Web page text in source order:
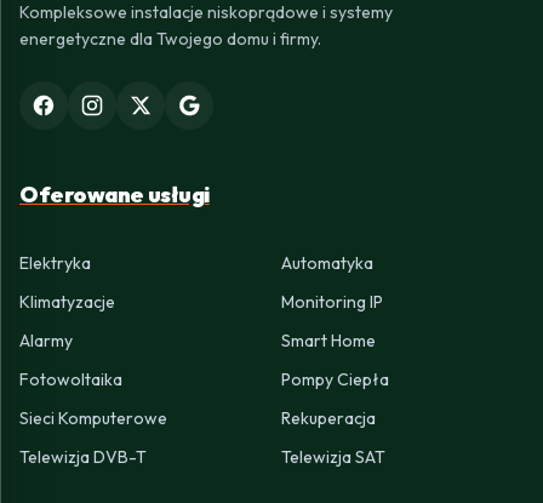
Kompleksowe instalacje niskoprądowe i systemy
energetyczne dla Twojego domu i firmy.
Oferowane usługi
Elektryka
Automatyka
Klimatyzacje
Monitoring IP
Alarmy
Smart Home
Fotowoltaika
Pompy Ciepła
Sieci Komputerowe
Rekuperacja
Telewizja DVB-T
Telewizja SAT